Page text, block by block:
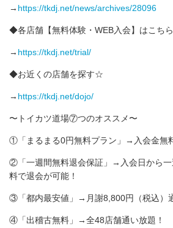
→ https://tkdj.net/news/archives/28096
◆各店舗【無料体験・WEB入会】はこちら
→ https://tkdj.net/trial/
◆お近くの店舗を探す☆
→ https://tkdj.net/dojo/
〜トイカツ道場⑦つのオススメ〜
①「まるまる0円無料プラン」→入会金無
②「一週間無料退会保証」→入会日から一
料で退会が可能！
③「都内最安値」→月謝8,800円（税込）
④「出稽古無料」→全48店舗通い放題！